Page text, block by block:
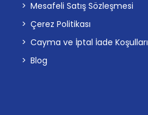
Mesafeli Satış Sözleşmesi
Çerez Politikası
Cayma ve İptal İade Koşulları
Blog